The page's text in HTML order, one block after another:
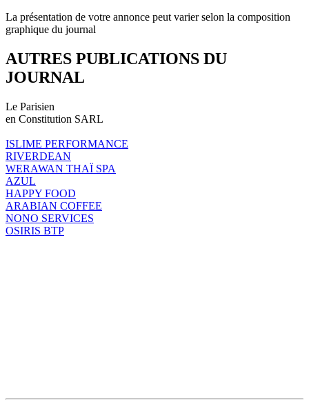
La présentation de votre annonce peut varier selon la composition
graphique du journal
AUTRES PUBLICATIONS DU
JOURNAL
Le Parisien
en Constitution SARL
ISLIME PERFORMANCE
RIVERDEAN
WERAWAN THAÏ SPA
AZUL
HAPPY FOOD
ARABIAN COFFEE
NONO SERVICES
OSIRIS BTP